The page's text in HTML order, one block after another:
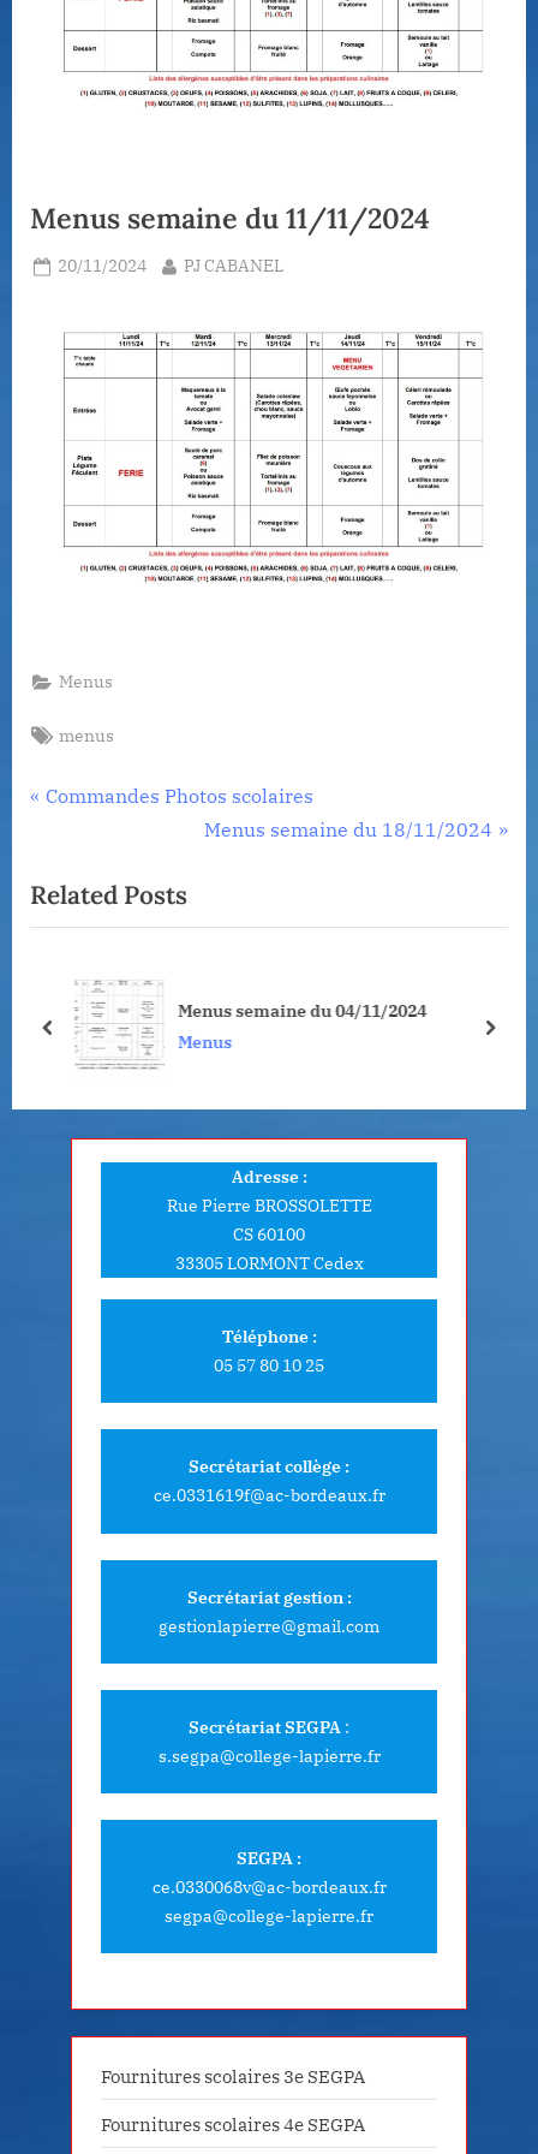
Menus semaine du 11/11/2024
Posted
20/11/2024 By
PJ CABANEL
Menus
Tags:
menus
Navigation
l’article
P
v
i
s
Commandes Photos scolaires
N
t
Menus semaine du 18/11/2024
Related Posts
Menus semaine du 04/11/2024
Menus
prev next
Adresse :
Rue Pierre BROSSOLETTE
CS 60100
33305 LORMONT Cedex
Téléphone :
05 57 80 10 25
Secrétariat collège :
ce.0331619f@ac-bordeaux.fr
Secrétariat gestion :
gestionlapierre@gmail.com
Secrétariat SEGPA :
s.segpa@college-lapierre.fr
SEGPA :
ce.0330068v@ac-bordeaux.fr
segpa@college-lapierre.fr
Fournitures scolaires 3e SEGPA
Fournitures scolaires 4e SEGPA